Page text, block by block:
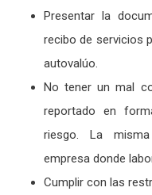
Presentar la
recibo de servicios
autovalúo.
No tener un mal
reportado en
riesgo. La
empresa donde
Cumplir con las